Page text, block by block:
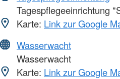
Tagespflegeeinrichtung
Karte: Link zur Google
Wasserwacht
Wasserwacht
Karte: Link zur Google